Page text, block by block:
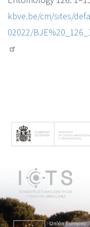
kbve.be/cm/sites/
02022/